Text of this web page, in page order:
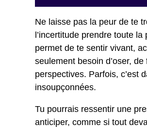
Ne laisse pas la peur de te
l’incertitude prendre toute
permet de te sentir vivant,
seulement besoin d’oser,
perspectives. Parfois, c’est
insoupçonnées.
Tu pourrais ressentir une
anticiper, comme si tout